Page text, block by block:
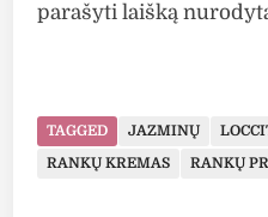
parašyti laišką
TAGGED JAZMINŲ
RANKŲ KREMAS
RANKŲ